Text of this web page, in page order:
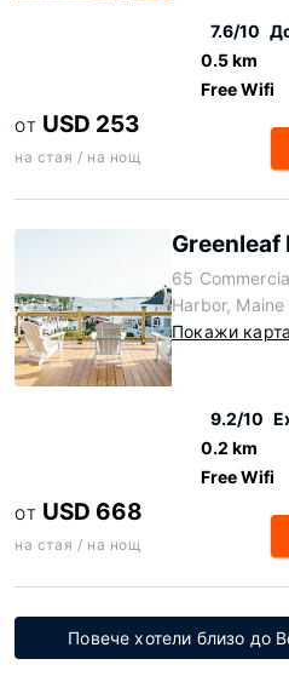
7.6/10
0.5 km
Free Wifi
ОТ USD 253
на стая / на нощ
Greenleaf
65
Harbor,
Покажи карта
9.2/10
0.2 km
Free Wifi
ОТ USD 668
на стая / на нощ
Повече хотели близо до